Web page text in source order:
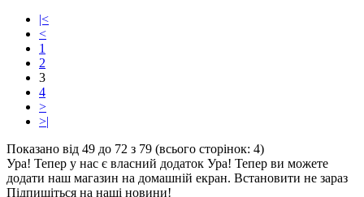
|<
<
1
2
3
4
>
>|
Показано від 49 до 72 з 79 (всього сторінок: 4)
Ура! Тепер у нас є власний додаток Ура! Тепер ви можете
додати наш магазин на домашній екран. Встановити не зараз
Підпишіться на наші новини!